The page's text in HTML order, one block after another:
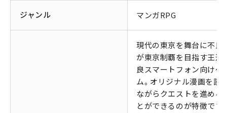
ジャンル マンガRPG
現代の東京を舞台に不良
が東京制覇を目指す王道
良スマートフォン向けゲ
ム。オリジナル漫画を読
ながらクエストを進める
とができるのが特徴です